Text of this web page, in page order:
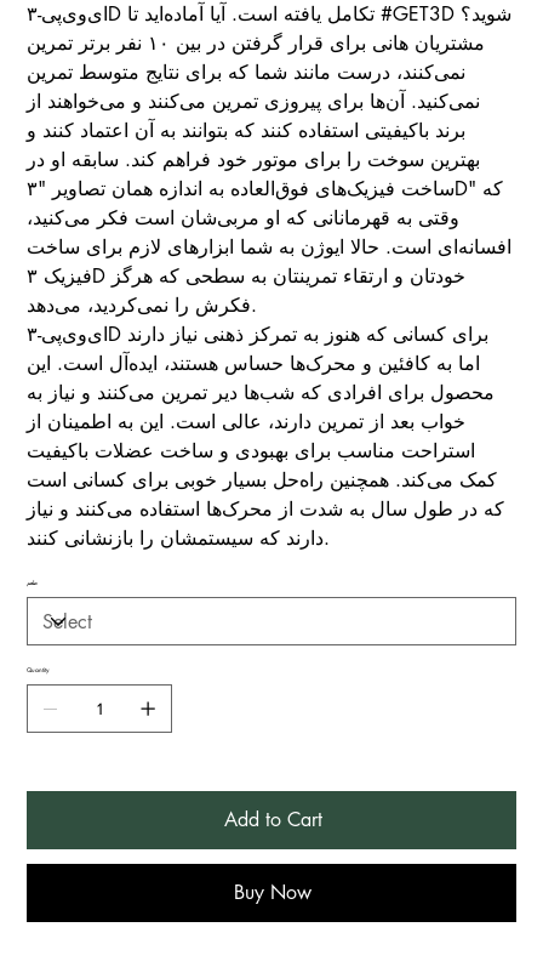
ای‌وی‌پی-۳D تکامل یافته است. آیا آماده‌اید تا #GET3D شوید؟
مشتریان هانی برای قرار گرفتن در بین ۱۰ نفر برتر تمرین
نمی‌کنند، درست مانند شما که برای نتایج متوسط تمرین
نمی‌کنید. آن‌ها برای پیروزی تمرین می‌کنند و می‌خواهند از
برند باکیفیتی استفاده کنند که بتوانند به آن اعتماد کنند و
بهترین سوخت را برای موتور خود فراهم کند. سابقه او در
ساخت فیزیک‌های فوق‌العاده به اندازه همان تصاویر "۳D" که
وقتی به قهرمانانی که او مربی‌شان است فکر می‌کنید،
افسانه‌ای است. حالا ایوژن به شما ابزارهای لازم برای ساخت
فیزیک ۳D خودتان و ارتقاء تمرینتان به سطحی که هرگز
فکرش را نمی‌کردید، می‌دهد.
ای‌وی‌پی-۳D برای کسانی که هنوز به تمرکز ذهنی نیاز دارند
اما به کافئین و محرک‌ها حساس هستند، ایده‌آل است. این
محصول برای افرادی که شب‌ها دیر تمرین می‌کنند و نیاز به
خواب بعد از تمرین دارند، عالی است. این به اطمینان از
استراحت مناسب برای بهبودی و ساخت عضلات باکیفیت
کمک می‌کند. همچنین راه‌حل بسیار خوبی برای کسانی است
که در طول سال به شدت از محرک‌ها استفاده می‌کنند و نیاز
دارند که سیستمشان را بازنشانی کنند.
طعم
Quantity
Add to Cart
Buy Now